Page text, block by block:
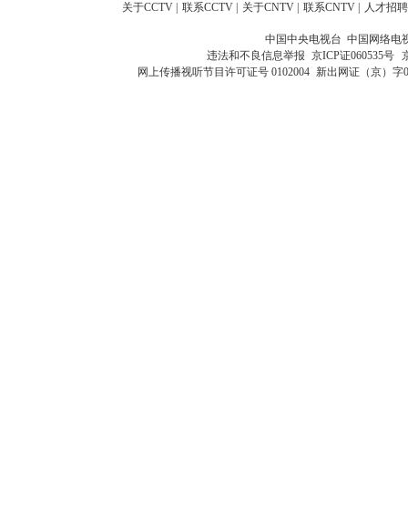
关于CCTV 联系CCTV 关于CNTV 联系CNTV 人才招聘
中国中央电视台 中国网络电
违法和不良信息举报 京ICP证060535号
网上传播视听节目许可证号 0102004 新出网证（京）